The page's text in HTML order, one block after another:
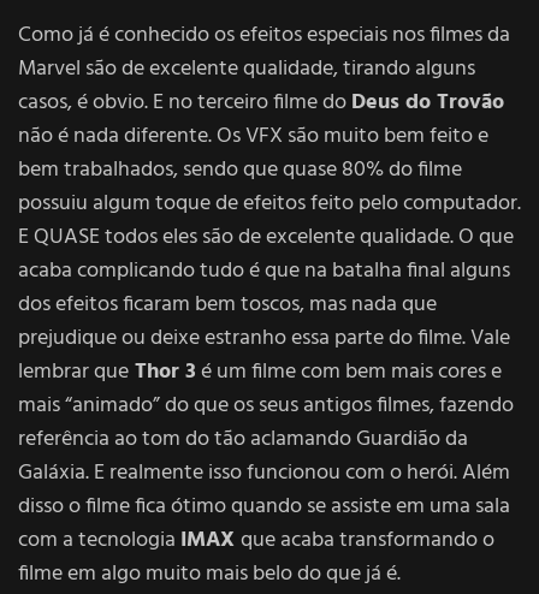
Como já é conhecido os efeitos especiais nos filmes da
Marvel são de excelente qualidade, tirando alguns
casos, é obvio. E no terceiro filme doDeus do Trovão
não é nada diferente. Os VFX são muito bem feito e
bem trabalhados, sendo que quase 80% do filme
possuiu algum toque de efeitos feito pelo computador.
E QUASE todos eles são de excelente qualidade. O que
acaba complicando tudo é que na batalha final alguns
dos efeitos ficaram bem toscos, mas nada que
prejudique ou deixe estranho essa parte do filme. Vale
lembrar queThor 3é um filme com bem mais cores e
mais “animado” do que os seus antigos filmes, fazendo
referência ao tom do tão aclamando Guardião da
Galáxia. E realmente isso funcionou com o herói. Além
disso o filme fica ótimo quando se assiste em uma sala
com a tecnologia IMAXque acaba transformando o
filme em algo muito mais belo do que já é.